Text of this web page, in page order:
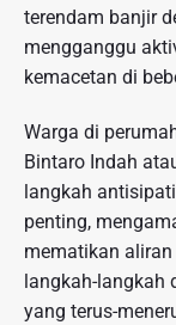
terendam banjir
mengganggu
kemacetan di
Warga di
Bintaro Indah
langkah
penting,
mematikan
langkah-langkah
yang terus-